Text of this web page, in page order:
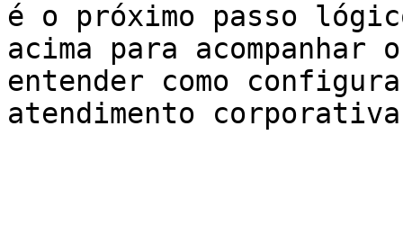
é o próximo passo
acima para
entender como
atendimento